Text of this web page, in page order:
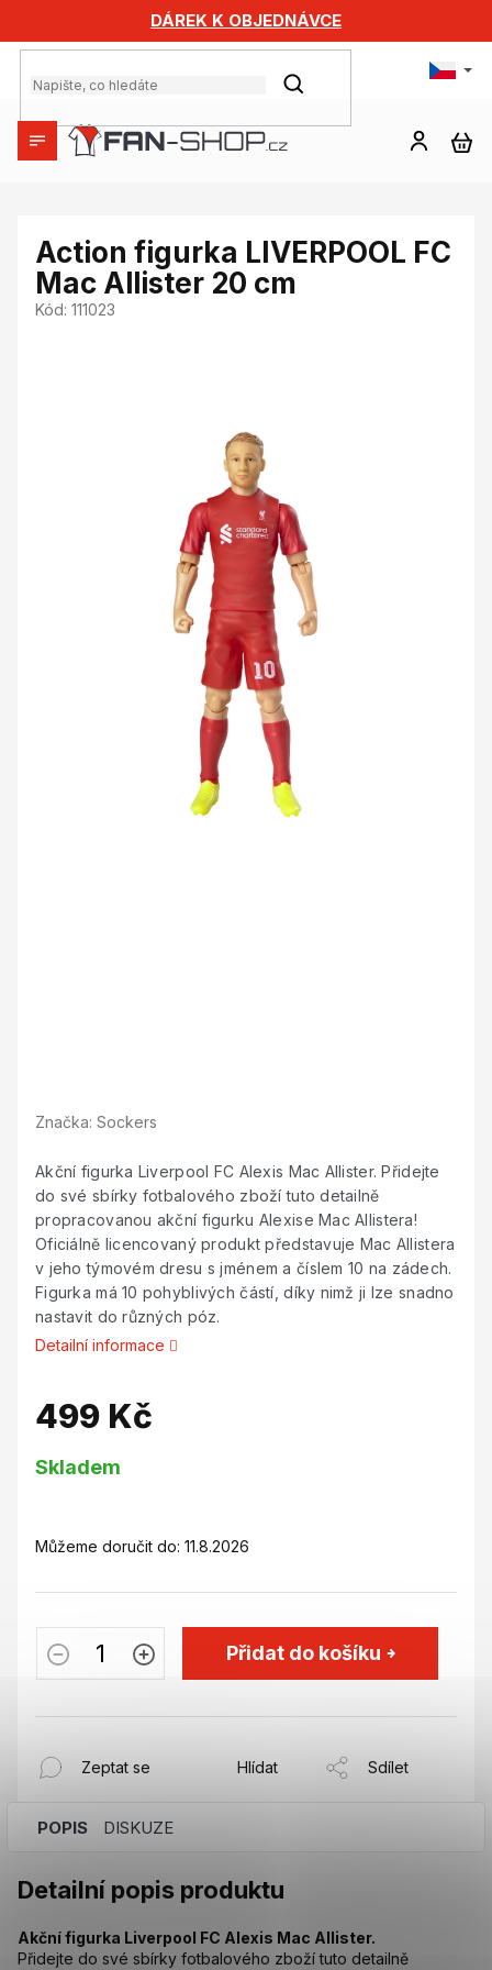
obsah
DÁREK K OBJEDNÁVCE
HLEDAT
Action figurka LIVERPOOL FC
Mac Allister 20 cm
Kód: 111023
Značka: Sockers
Akční figurka Liverpool FC Alexis Mac Allister. Přidejte
do své sbírky fotbalového zboží tuto detailně
propracovanou akční figurku Alexise Mac Allistera!
Oficiálně licencovaný produkt představuje Mac Allistera
v jeho týmovém dresu s jménem a číslem 10 na zádech.
Figurka má 10 pohyblivých částí, díky nimž ji lze snadno
nastavit do různých póz.
Detailní informace
499 Kč
cena:
Skladem
Můžeme doručit do: 11.8.2026
Přidat do košíku
Zeptat se Hlídat Sdílet
POPIS DISKUZE
Detailní popis produktu
Akční figurka Liverpool FC Alexis Mac Allister.
Přidejte do své sbírky fotbalového zboží tuto detailně